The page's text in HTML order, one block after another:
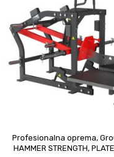
Profesionalna oprema,
HAMMER STRENGTH,